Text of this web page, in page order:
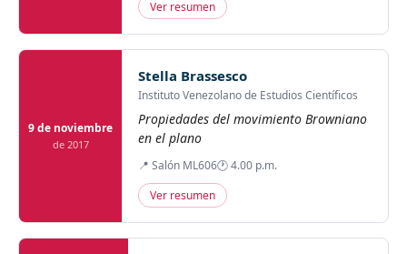
Ver resumen
9 de noviembre
de 2017
Stella Brassesco
Instituto Venezolano de Estudios Científicos
Propiedades del movimiento Browniano
en el plano
📍 Salón ML606🕐 4.00 p.m.
Ver resumen